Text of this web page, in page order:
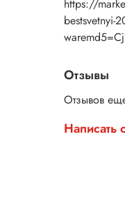
https://
Отзывы
Отзывов
Написать